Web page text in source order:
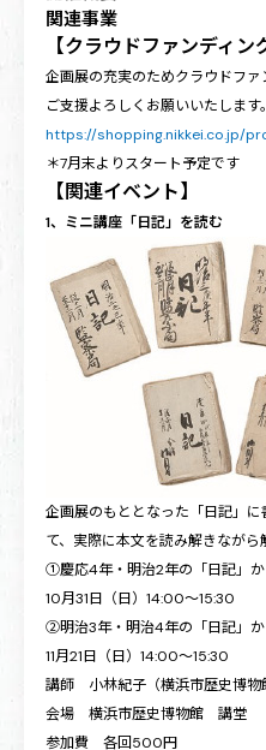
関連事業
【クラウドファンディン
企画展の充実のためクラウドファ
ご支援よろしくお願いいたします。
https://shopping.nikkei.co.jp/
＊7月末よりスタート予定です
【関連イベント】
1、ミニ講座「日記」を読む
企画展のもととなった「日記」
て、実際に本文を読み解きながら
①慶応4年・明治2年の「日記」か
10月31日（日）14:00～15:30
②明治3年・明治4年の「日記」か
11月21日（日）14:00～15:30
講師 小林紀子（横浜市歴史博物
会場 横浜市歴史博物館 講堂
参加費 各回500円